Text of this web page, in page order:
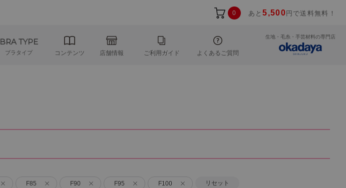
0 あと5,500 円で送料無料！
BRA TYPE
ブラタイプ コンテンツ 店舗情報 ご利用ガイド よくあるご質問
生地・毛糸・手芸材料の専門店
F85 F90 F95 F100 リセット